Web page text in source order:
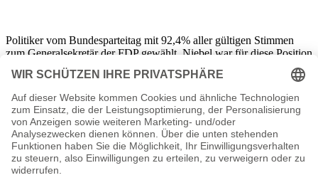
Politiker vom Bundesparteitag mit 92,4% aller gültigen Stimmen
zum Generalsekretär der FDP gewählt. Niebel war für diese Position
von Guido Westerwelle vorgeschlagen worden.
Am 28. Oktober 2009 wurde Dirk Niebel zum Bundesminister für
wirtschaftliche Zusammenarbeit und Entwicklung gewählt. Er trat
die Nachfolge von Heidemarie Wieczorek-Zeul an. Niebel richtete
den Fokus seiner politischen Arbeit auf die wirtschaftlicher
Zusammenarbeit. Seine Vorgängerin hatte die Bekämpfung der
Armut fokussiert. Niebel erhielt daraufhin Kritiken seitens der
Entwicklungshilfe. Ihm wurde angelastet, sich nicht genügend für
die Förderung der Entwicklungsländer einzusetzen, sondern allein